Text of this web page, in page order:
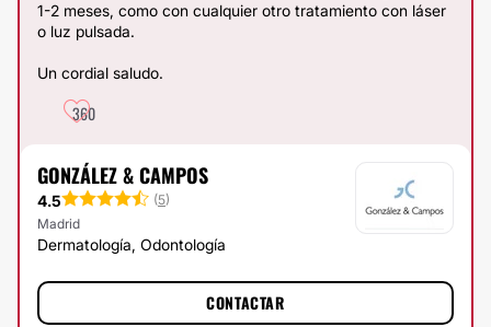
1-2 meses, como con cualquier otro tratamiento con láser
o luz pulsada.
Un cordial saludo.
360
GONZÁLEZ & CAMPOS
4.5 (5)
Madrid
Dermatología, Odontología
CONTACTAR